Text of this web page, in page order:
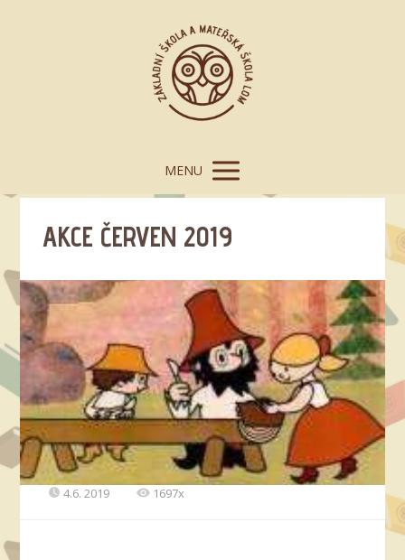
MENU
AKCE ČERVEN 2019
4.6. 2019 1697x